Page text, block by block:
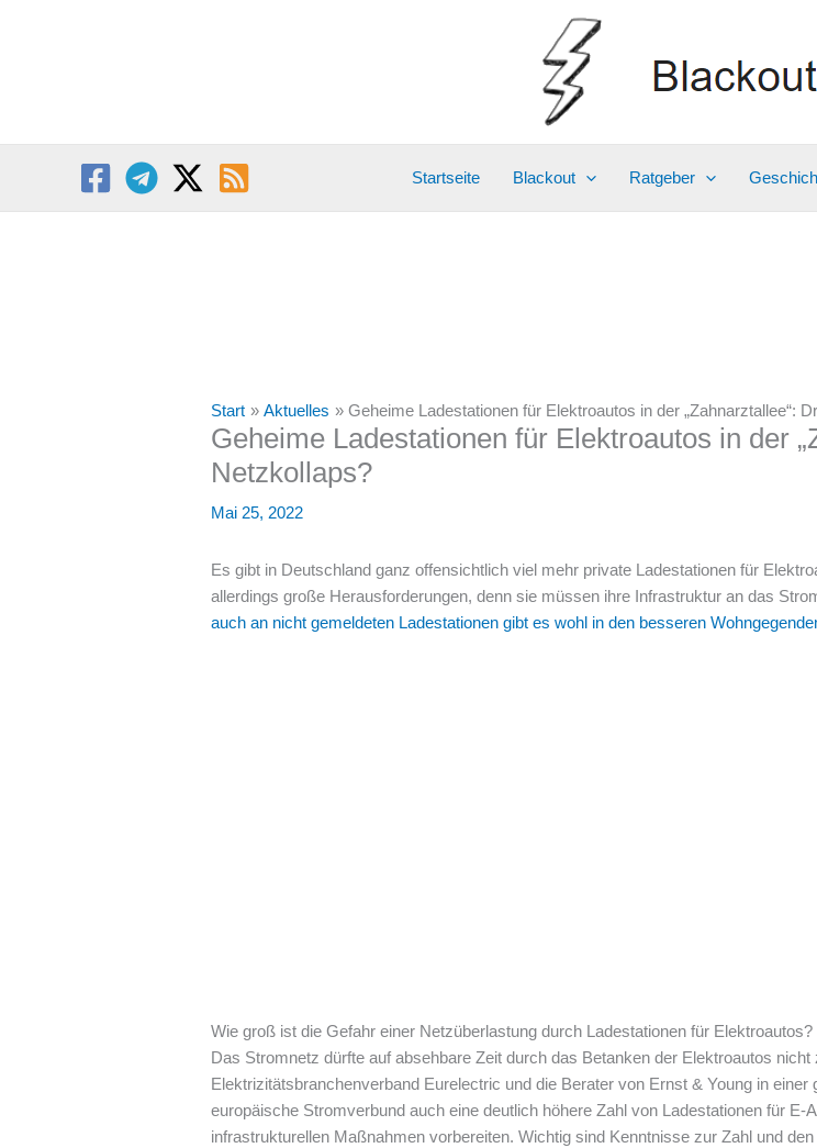
Startseite Blackout Ratgeber
Start Aktuelles Geheime Ladestationen für Elektroautos in der „Zahnarztallee“:
Geheime Ladestationen für Elektroautos in der
Netzkollaps?
Mai 25, 2022
Es gibt in Deutschland ganz offensichtlich viel mehr private Ladestationen für
allerdings große Herausforderungen, denn sie müssen ihre Infrastruktur an das
auch an nicht gemeldeten Ladestationen gibt es wohl in den besseren
Wie groß ist die Gefahr einer Netzüberlastung durch Ladestationen für Elektroautos?
Das Stromnetz dürfte auf absehbare Zeit durch das Betanken der Elektroautos
Elektrizitätsbranchenverband Eurelectric und die Berater von Ernst & Young in
europäische Stromverbund auch eine deutlich höhere Zahl von Ladestationen für
infrastrukturellen Maßnahmen vorbereiten. Wichtig sind Kenntnisse zur Zahl und